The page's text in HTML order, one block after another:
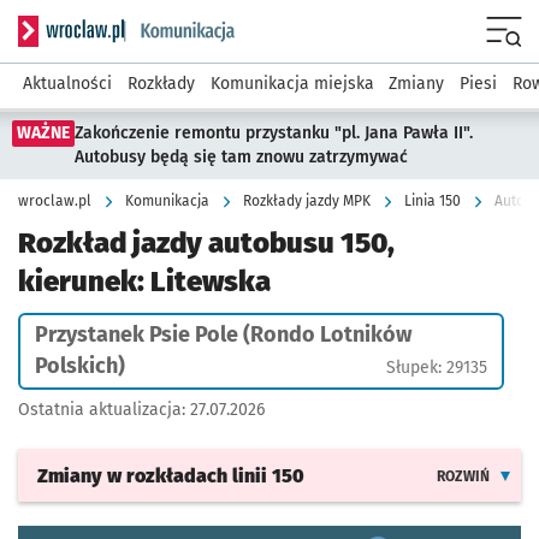
Serwis informacyjny wroclaw.pl podserwis: Komunikacja
Aktualności Rozkłady Komunikacja miejska Zmiany Piesi
WAŻNE Zakończenie remontu przystanku "pl. Jana Pawła II".
Autobusy będą się tam znowu zatrzymywać
wroclaw.pl Komunikacja Rozkłady jazdy MPK Linia 150
Rozkład jazdy autobusu 150,
kierunek: Litewska
Przystanek Psie Pole (Rondo Lotników
Polskich)
Słupek: 29135
Ostatnia aktualizacja: 27.07.2026
Zmiany w rozkładach linii 150 ROZWIŃ